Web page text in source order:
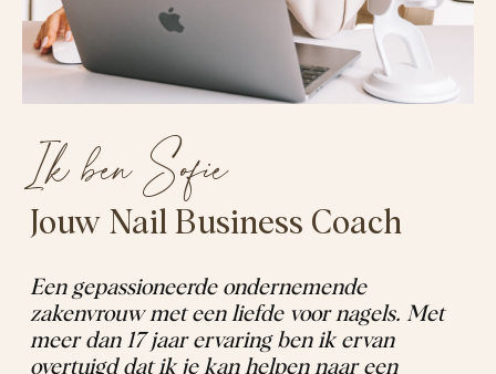
Ik ben Sofie
Jouw Nail Business Coach
Een gepassioneerde ondernemende
zakenvrouw met een liefde voor nagels. Met
meer dan 17 jaar ervaring ben ik ervan
overtuigd dat ik je kan helpen naar een